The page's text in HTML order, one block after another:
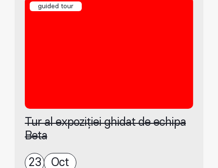
guided tour
Tur al expoziției ghidat de echipa
Beta
23 Oct